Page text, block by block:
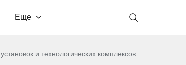
Еще
и технологических комплексов